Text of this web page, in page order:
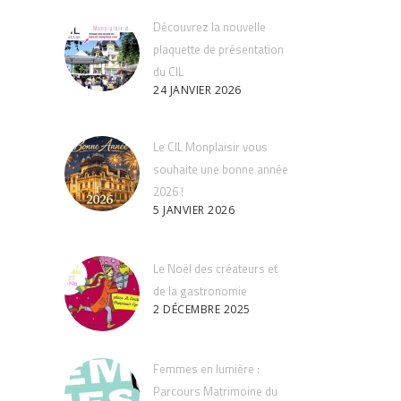
Découvrez la nouvelle
plaquette de présentation
du CIL
24 JANVIER 2026
Le CIL Monplaisir vous
souhaite une bonne année
2026 !
5 JANVIER 2026
Le Noël des créateurs et
de la gastronomie
2 DÉCEMBRE 2025
Femmes en lumière :
Parcours Matrimoine du